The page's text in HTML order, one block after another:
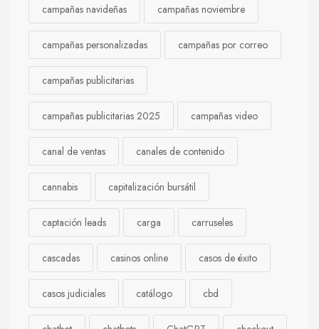
campañas navideñas campañas noviembre
campañas personalizadas campañas por correo
campañas publicitarias
campañas publicitarias 2025 campañas video
canal de ventas canales de contenido
cannabis capitalización bursátil
captación leads carga carruseles
cascadas casinos online casos de éxito
casos judiciales catálogo cbd